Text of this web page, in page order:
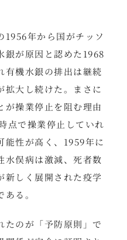
1956年から国がチッソ
銀が原因と認めた1968
有機水銀の排出は継続
拡大し続けた。まさに
が操業停止を阻む理由
点で操業停止していれ
能性が高く、1959年に
水俣病は激減、死者数
新しく展開された疫学
る。
たのが「予防原則」で